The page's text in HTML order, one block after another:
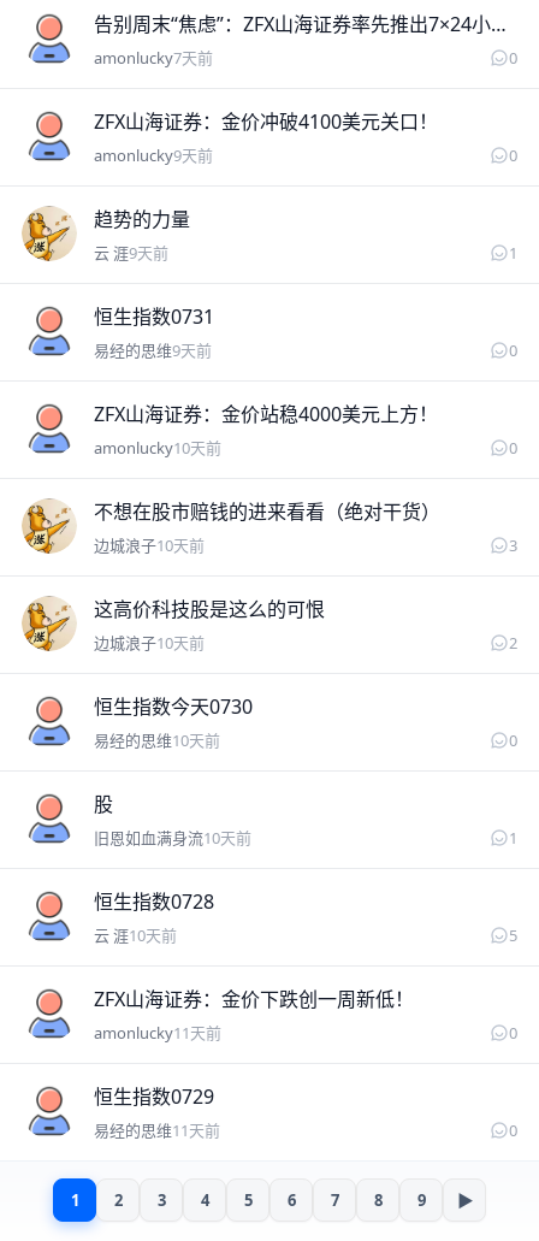
告别周末“焦虑”：ZFX山海证券率先推出7×24小时黄金交易，重构贵金属投资时间维度
amonlucky
0
amonlucky7天前
ZFX山海证券：金价冲破4100美元关口！
amonlucky
0
amonlucky9天前
趋势的力量
边城浪子
1
云 涯9天前
恒生指数0731
0
易经的思维9天前
ZFX山海证券：金价站稳4000美元上方！
amonlucky
0
amonlucky10天前
不想在股市赔钱的进来看看（绝对干货）
边城浪子
3
边城浪子10天前
这高价科技股是这么的可恨
边城浪子
2
边城浪子10天前
恒生指数今天0730
0
易经的思维10天前
股
1
旧恩如血满身流10天前
恒生指数0728
5
云 涯10天前
ZFX山海证券：金价下跌创一周新低！
amonlucky
0
amonlucky11天前
恒生指数0729
0
易经的思维11天前
1 2 3 4 5 6 7 8 9 ▶